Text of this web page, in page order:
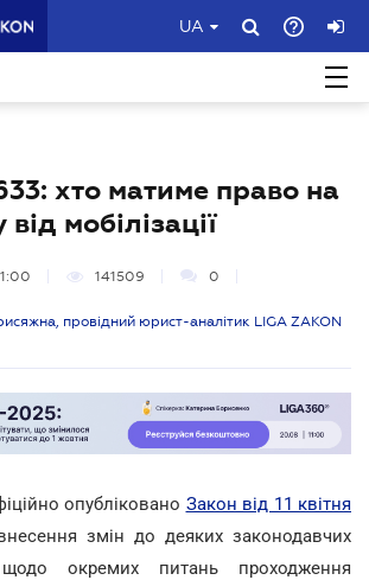
UA
хто матиме право на
мобілізації
141509 0
провідний юрист-аналітик LIGA ZAKON
опубліковано Закон від 11 квітня
змін до деяких законодавчих
окремих питань проходження